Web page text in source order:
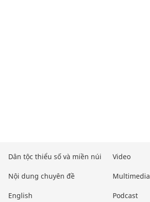
Dân tộc thiểu số và miền núi
Nội dung chuyên đề
English
Video
Multimedia
Podcast